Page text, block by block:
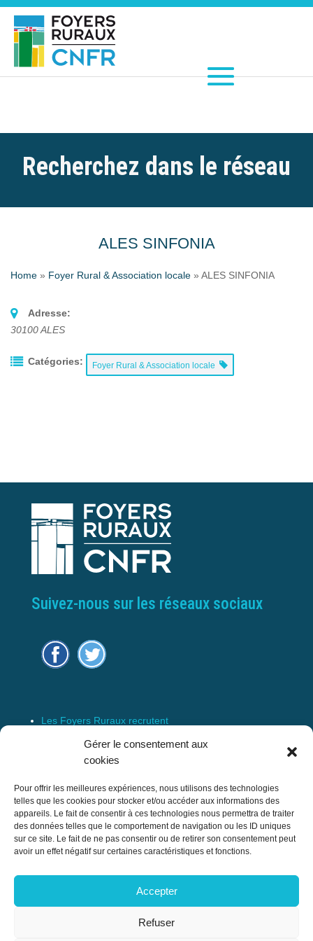
Gérer le consentement aux
cookies
Pour offrir les meilleures expériences, nous utilisons des technologies
telles que les cookies pour stocker et/ou accéder aux informations des
appareils. Le fait de consentir à ces technologies nous permettra de traiter
des données telles que le comportement de navigation ou les ID uniques
sur ce site. Le fait de ne pas consentir ou de retirer son consentement peut
avoir un effet négatif sur certaines caractéristiques et fonctions.
Accepter
Refuser
Recherchez dans le réseau
ALES SINFONIA
Home » Foyer Rural & Association locale » ALES SINFONIA
Adresse:
30100ALES
Catégories: Foyer Rural & Association locale
Suivez-nous sur les réseaux sociaux
Les Foyers Ruraux recrutent
Connexion
Espace Membre
Confédération Nationale des Foyers Ruraux
& Associations de développement et
17 rue Navoiseau – 93100 MONTREUIL